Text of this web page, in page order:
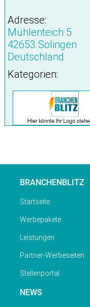
Adresse:
Mühlenteich 5
42653 Solingen
Deutschland
Kategorien:
BRANCHENBLITZ
Startseite
Werbepakete
Leistungen
Partner-Werbeseiten
Stellenportal
NEWS